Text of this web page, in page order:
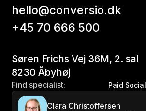
hello@conversio.dk
+45 70 666 500
Søren Frichs Vej 36M, 2. sal
8230 Åbyhøj
Find specialist: Paid Social
Clara Christoffersen